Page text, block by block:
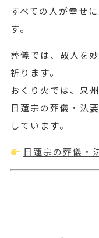
すべての人が幸せ
す。
葬儀では、故人を
祈ります。
おくり火では、泉
日蓮宗の葬儀・法
しています。
日蓮宗の葬儀・